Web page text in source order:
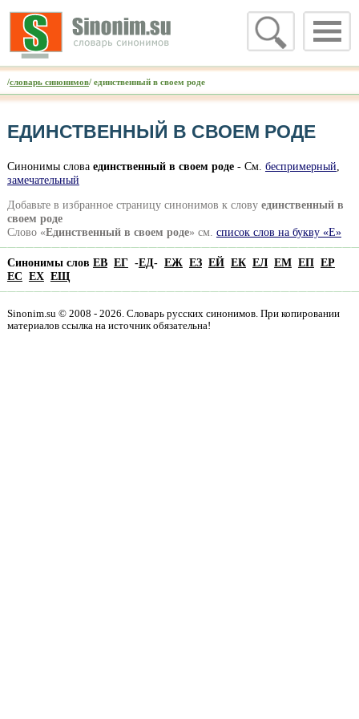
/словарь синонимов/ единственный в своем роде
ЕДИНСТВЕННЫЙ В СВОЕМ РОДЕ
Синонимы слова единственный в своем роде- См. беспримерный
замечательный
Добавьте в избранное страницу синонимов к слову единственный в
своем роде
Слово «Единственный в своем роде» см. список слов на букву «Е»
Синонимы слов ЕВ ЕГ-ЕД- ЕЖ ЕЗ ЕЙ ЕК ЕЛ ЕМ ЕП ЕР
ЕС ЕХ ЕЩ
Sinonim.su © 2008 - 2026. Словарь русских синонимов. При копировании
материалов ссылка на источник обязательна!